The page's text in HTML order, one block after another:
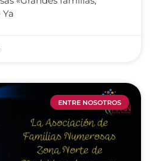
ENTRE NOSOTROS